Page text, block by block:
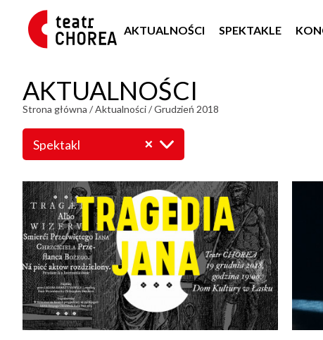
AKTUALNOŚCI SPEKTAKLE
AKTUALNOŚCI
Strona główna /Aktualności/Grudzień 2018
Spektakl